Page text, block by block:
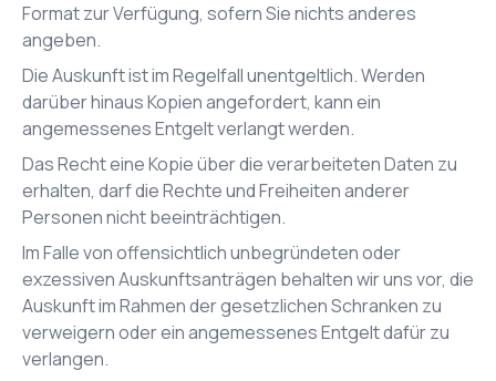
Format zur Verfügung, sofern Sie nichts anderes
angeben.
Die Auskunft ist im Regelfall unentgeltlich. Werden
darüber hinaus Kopien angefordert, kann ein
angemessenes Entgelt verlangt werden.
Das Recht eine Kopie über die verarbeiteten Daten zu
erhalten, darf die Rechte und Freiheiten anderer
Personen nicht beeinträchtigen.
Im Falle von offensichtlich unbegründeten oder
exzessiven Auskunftsanträgen behalten wir uns vor, die
Auskunft im Rahmen der gesetzlichen Schranken zu
verweigern oder ein angemessenes Entgelt dafür zu
verlangen.